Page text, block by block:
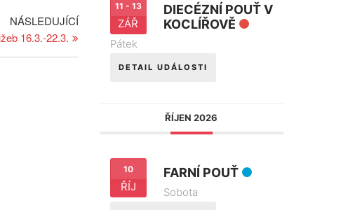
Následující
příspěvek
NÁSLEDUJÍCÍ
16.3.-22.3.
11 - 13
ZÁŘ
DIECÉZNÍ POUŤ V
KOCLÍŘOVĚ
Pátek
DETAIL UDÁLOSTI
ŘÍJEN 2026
10
ŘÍJ
FARNÍ POUŤ
Sobota